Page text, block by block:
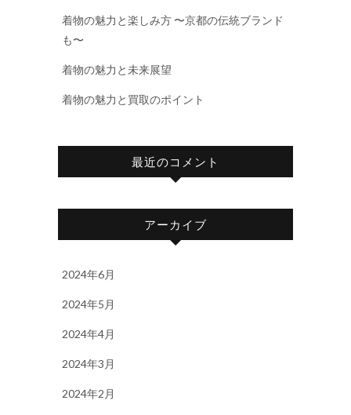
着物の魅力と楽しみ方 〜京都の伝統ブランド
も〜
着物の魅力と未来展望
着物の魅力と買取のポイント
最近のコメント
アーカイブ
2024年6月
2024年5月
2024年4月
2024年3月
2024年2月